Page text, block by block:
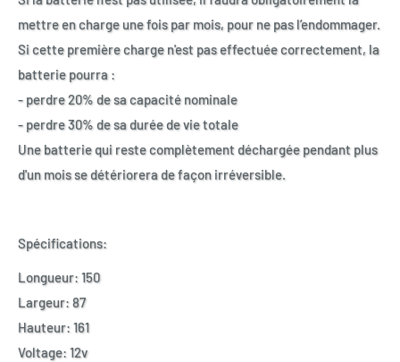
mettre en charge une fois par mois, pour ne pas l’endommager.
Si cette première charge n'est pas effectuée correctement, la
batterie pourra :
- perdre 20% de sa capacité nominale
- perdre 30% de sa durée de vie totale
Une batterie qui reste complètement déchargée pendant plus
d'un mois se détériorera de façon irréversible.
Spécifications:
Longueur: 150
Largeur: 87
Hauteur: 161
Voltage: 12v